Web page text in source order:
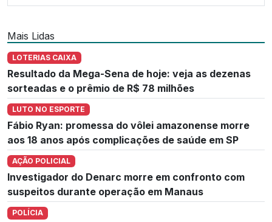
Mais Lidas
LOTERIAS CAIXA
Resultado da Mega-Sena de hoje: veja as dezenas
sorteadas e o prêmio de R$ 78 milhões
LUTO NO ESPORTE
Fábio Ryan: promessa do vôlei amazonense morre
aos 18 anos após complicações de saúde em SP
AÇÃO POLICIAL
Investigador do Denarc morre em confronto com
suspeitos durante operação em Manaus
POLÍCIA